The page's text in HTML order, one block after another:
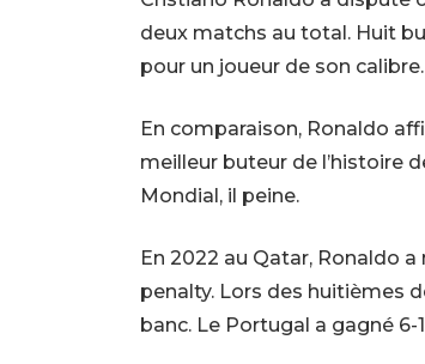
deux matchs au total. Huit
pour un joueur de son calibre.
En comparaison, Ronaldo
meilleur buteur de l’histoire
Mondial, il peine.
En 2022 au Qatar, Ronaldo
penalty. Lors des huitièmes
banc. Le Portugal a gagné